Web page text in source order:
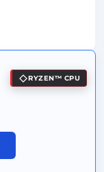
RYZEN™ CPU